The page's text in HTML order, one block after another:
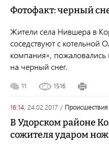
Фотофакт: черный
Жители села Нившера в
соседствуют с котельной
компания»,
на черный снег.
11 1516
16:14, 24.02.2017 / происшествия
В Удорском районе
сожителя ударом